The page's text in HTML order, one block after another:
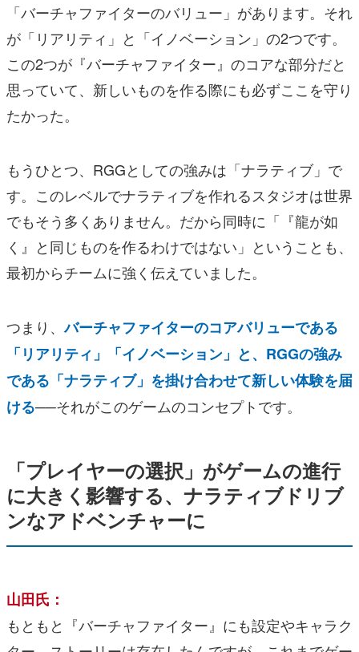
「バーチャファイターのバリュー」があります。それ
が「リアリティ」と「イノベーション」の2つです。
この2つが『バーチャファイター』のコアな部分だと
思っていて、新しいものを作る際にも必ずここを守り
たかった。
もうひとつ、RGGとしての強みは「ナラティブ」で
す。このレベルでナラティブを作れるスタジオは世界
でもそう多くありません。だから同時に「『龍が如
く』と同じものを作るわけではない」ということも、
最初からチームに強く伝えていました。
つまり、バーチャファイターのコアバリューである
「リアリティ」「イノベーション」と、RGGの強み
である「ナラティブ」を掛け合わせて新しい体験を届
ける──それがこのゲームのコンセプトです。
「プレイヤーの選択」がゲームの進行
に大きく影響する、ナラティブドリブ
ンなアドベンチャーに
山田氏：
もともと『バーチャファイター』にも設定やキャラク